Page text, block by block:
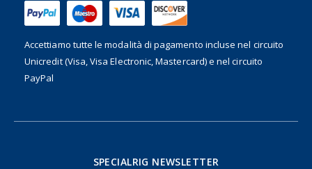
Accettiamo tutte le modalità di pagamento incluse nel circuito
Unicredit (Visa, Visa Electronic, Mastercard) e nel circuito
PayPal
SPECIALRIG NEWSLETTER